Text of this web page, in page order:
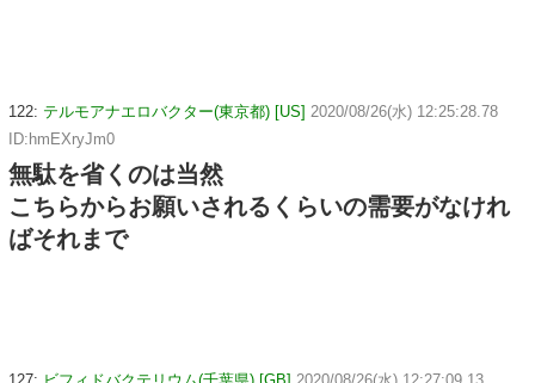
122: テルモアナエロバクター(東京都) [US] 2020/08/26(水) 12:25:28.78
ID:hmEXryJm0
無駄を省くのは当然
こちらからお願いされるくらいの需要がなけれ
ばそれまで